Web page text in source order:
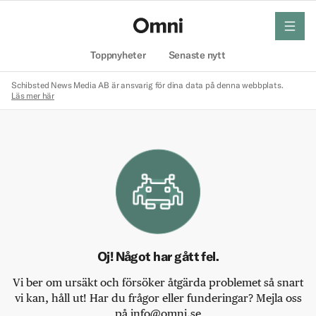
Toppnyheter Senaste nytt
meny
Schibsted News Media AB är ansvarig för dina data på denna webbplats.
Läs mer här
Oj! Något har gått fel.
Vi ber om ursäkt och försöker åtgärda problemet så snart
vi kan, håll ut! Har du frågor eller funderingar? Mejla oss